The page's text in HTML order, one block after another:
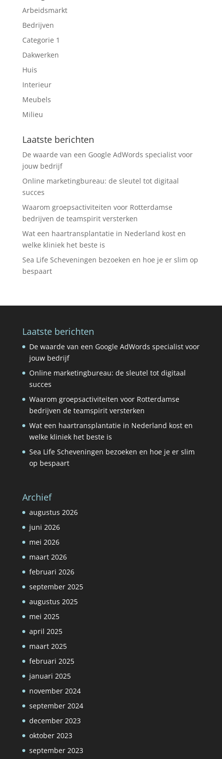
Arbeidsmarkt
Bedrijven
Categorie 1
Dakwerken
Huis
Interieur
Meubels
Milieu
Laatste berichten
De waarde van een Google AdWords specialist voor
jouw bedrijf
Online marketingbureau: de sleutel tot digitaal
succes
Waarom groepsactiviteiten voor Rotterdamse
bedrijven de teamspirit versterken
Wat een haartransplantatie in Nederland kost en
welke kliniek het beste is
Sea Life Scheveningen bezoeken en hoe je er slim op
bespaart
Laatste berichten
De waarde van een Google AdWords specialist voor
jouw bedrijf
Online marketingbureau: de sleutel tot digitaal
succes
Waarom groepsactiviteiten voor Rotterdamse
bedrijven de teamspirit versterken
Wat een haartransplantatie in Nederland kost en
welke kliniek het beste is
Sea Life Scheveningen bezoeken en hoe je er slim
op bespaart
Archief
augustus 2026
juni 2026
mei 2026
maart 2026
februari 2026
september 2025
augustus 2025
mei 2025
april 2025
maart 2025
februari 2025
januari 2025
november 2024
september 2024
december 2023
oktober 2023
september 2023